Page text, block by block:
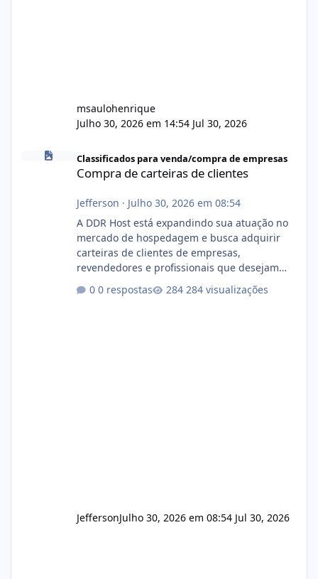
msaulohenrique
Julho 30, 2026 em 14:54 Jul 30, 2026
Compra de carteiras de clientes
Classificados para venda/compra de empresas
Compra de carteiras de clientes
Jefferson · Julho 30, 2026 em 08:54
A DDR Host está expandindo sua atuação no
mercado de hospedagem e busca adquirir
carteiras de clientes de empresas,
revendedores e profissionais que desejam
encerrar suas atividades ou reduzir sua
operação. Se você possui clientes ativos de
0 respostas 284 visualizações
JeffersonJulho 30, 2026 em 08:54 Jul 30, 2026